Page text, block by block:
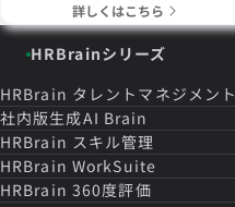
詳しくはこちら
HRBrainシリーズ
HRBrain タレントマネジメント
社内版生成AI Brain
HRBrain スキル管理
HRBrain WorkSuite
HRBrain 360度評価